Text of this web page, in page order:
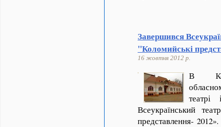
Завершився
"Коломийські
16 жовтня 2012 р.
В
театрі
Всеукраїнський
представлення- 2012».